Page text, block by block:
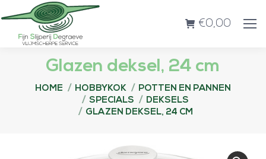
€0,00
Glazen deksel, 24 cm
Je bent hier:
HOME HOBBYKOK
POTTEN EN PANNEN
SPECIALS
DEKSELS
GLAZEN DEKSEL, 24 CM